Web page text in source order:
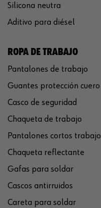
Silicona neutra
Aditivo para diésel
ROPA DE TRABAJO
Pantalones de trabajo
Guantes protección cuero
Casco de seguridad
Chaqueta de trabajo
Pantalones cortos trabajo
Chaqueta reflectante
Gafas para soldar
Cascos antirruidos
Careta para soldar